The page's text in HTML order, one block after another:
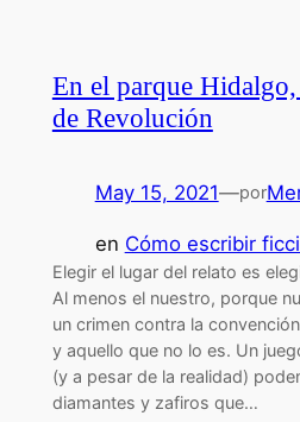
En el parque
de Revolución
May 15, 2021—por
en Cómo escribir
Elegir el lugar del relato es
Al menos el nuestro, porque
un crimen contra la
y aquello que no lo es. Un
(y a pesar de la realidad)
diamantes y zafiros que…